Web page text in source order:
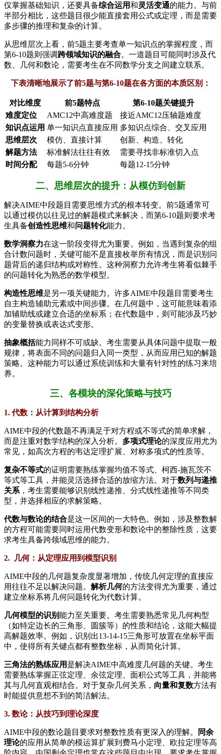
仅掌握基础知识，还要具备综合运用和灵活变通的能力。与前
半部分相比，这些题目很少能直接套用公式或定理，而是需要
多步骤的推理和复杂的计算。
从思维层次上看，前5题主要考查单一知识点的掌握程度，而
第6-10题则强调跨领域知识的融合。一道题目可能同时涉及代
数、几何和数论，需要考生在不同数学分支之间建立联系。
下表清晰地展示了前5题与第6-10题在各方面的本质区别：
对比维度 前5题特点
第6-10题关键提升
难度定位
AMC12中高难度题
接近AMC12压轴题难度
知识点运用 单一知识点直接应用 多知识点综合、交叉应用
思维层次
模仿、直接计算
创新、构造、转化
解题方法
标准解法往往有效
需要寻找非标准切入点
时间分配
每题5-6分钟 每题12-15分钟
二、思维层次的提升：从模仿到创新
解决AIME中段题目需要思维方式的根本转变。前5题通常可
以通过模仿以往见过的解题模式来解决，而第6-10题则要求考
生具备创造性思维和问题转化能力。
数学洞察力在这一阶段变得尤为重要。例如，当遇到复杂的组
合计数问题时，关键可能不是直接枚举所有情况，而是识别问
题背后的递归结构或对称性。这种洞察力允许考生将看似棘手
的问题转化为熟悉的数学模型。
构造性思维是另一项关键能力。许多AIME中段题目需要考生
自主构造辅助元素或中间步骤。在几何题中，这可能意味着添
加辅助线或建立合适的坐标系；在代数题中，则可能涉及巧妙
的变量替换或表达式变形。
抽象概括能力同样不可或缺。考生需要从具体问题中提取一般
规律，将表面不同的问题归入同一类型，从而应用已知的解题
策略。这种能力可以通过系统训练和大量有针对性的练习来培
养。
三、各模块的深化策略与技巧
1. 代数：从计算到结构分析
AIME中段的代数题不再满足于对方程或不等式的简单求解，
而是注重对数学结构的深入分析。 多项式理论的深度应用尤为
常见，如高次方程的韦达定理扩展、对称多项式的性质等。
复杂不等式的证明需要熟练掌握均值不等式、柯西-施瓦茨不
等式等工具，并能灵活选择合适的放缩方法。对于数列与递推
关系 ，考生需要能够识别线性递推、分式线性递推等不同类
型，并选择相应的求解策略。
代数与数论的结合是这一区间的一大特色。例如，涉及整数解
的方程可能需要同时运用代数变形和数论中的整除性质，这要
求考生具备跨领域思维的能力。
2. 几何：从定理应用到模型识别
AIME中段的几何题复杂度显著增加，传统几何定理的直接应
用往往不足以解决问题。 解析几何的方法变得尤为重要，通过
建立坐标系将几何问题转化为代数计算。
几何模型的识别能力至关重要。考生需要熟悉常见几何构型
（如特定边长的三角形、圆簇等）的性质和结论，这能大幅提
高解题效率。例如，识别出13-14-15三角形可放置在坐标平面
中，使得所有关键点都有整数坐标，从而简化计算。
三角法的熟练应用 是解决AIME中高难度几何题的关键。考生
需要熟练掌握正弦定理、余弦定理、面积公式等工具，并能将
其与几何直观相结合。对于复杂几何关系， 向量和复数方法有
时能提供意想不到的简洁解法。
3. 数论：从技巧到理论深度
AIME中段的数论题目要求对整数性质有更深入的理解。
同余
理论的应用从简单的模运算扩展到费马小定理、欧拉定理等高